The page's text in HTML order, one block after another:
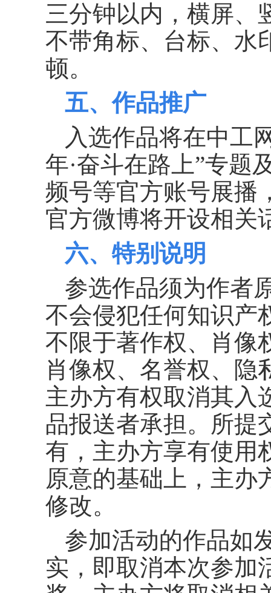
三分钟以内，横屏、
不带角标、台标、水
顿。
五、作品推广
入选作品将在中工
年·奋斗在路上”专题
频号等官方账号展播
官方微博将开设相关
六、特别说明
参选作品须为作者
不会侵犯任何知识产
不限于著作权、肖像
肖像权、名誉权、隐
主办方有权取消其入
品报送者承担。所提
有，主办方享有使用
原意的基础上，主办
修改。
参加活动的作品如
实，即取消本次参加